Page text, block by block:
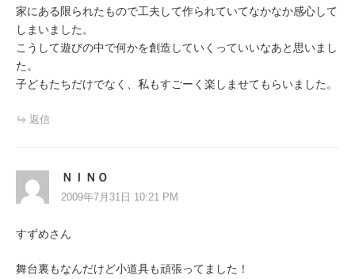
家にある限られたもので工夫して作られていてなかなか感心して
しまいました。
こうして遊びの中で何かを創造していくっていいなあと思いまし
た。
子どもたちだけでなく、私もすごーく楽しませてもらいました。
返信
ＮＩＮＯ
2009年7月31日 10:21 PM
すずめさん
舞台裏もなんだけど小道具も頑張ってました！